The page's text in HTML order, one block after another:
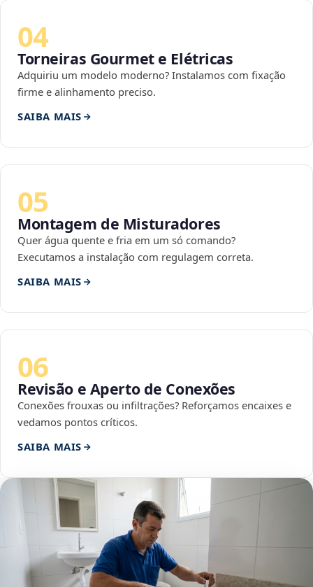
04
Torneiras Gourmet e Elétricas
Adquiriu um modelo moderno? Instalamos com fixação
firme e alinhamento preciso.
SAIBA MAIS
05
Montagem de Misturadores
Quer água quente e fria em um só comando?
Executamos a instalação com regulagem correta.
SAIBA MAIS
06
Revisão e Aperto de Conexões
Conexões frouxas ou infiltrações? Reforçamos encaixes e
vedamos pontos críticos.
SAIBA MAIS